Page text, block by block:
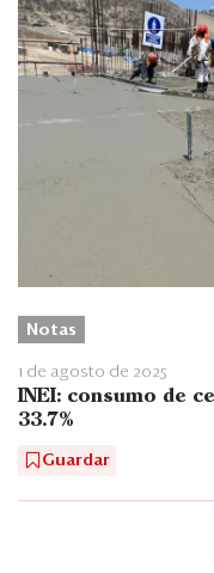
Notas
1 de agosto de 2025
INEI: consumo de
33.7%
Guardar